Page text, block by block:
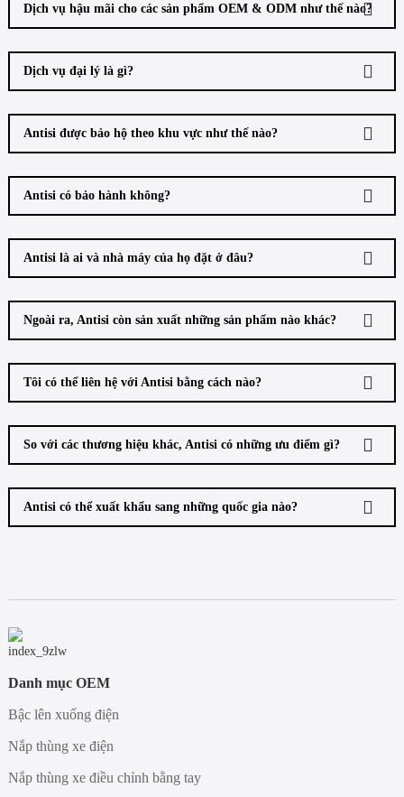
Dịch vụ hậu mãi cho các sản phẩm OEM & ODM như thế nào?
Dịch vụ đại lý là gì?
Antisi được bảo hộ theo khu vực như thế nào?
Antisi có bảo hành không?
Antisi là ai và nhà máy của họ đặt ở đâu?
Ngoài ra, Antisi còn sản xuất những sản phẩm nào khác?
Tôi có thể liên hệ với Antisi bằng cách nào?
So với các thương hiệu khác, Antisi có những ưu điểm gì?
Antisi có thể xuất khẩu sang những quốc gia nào?
Danh mục OEM
Bậc lên xuống điện
Nắp thùng xe điện
Nắp thùng xe điều chỉnh bằng tay